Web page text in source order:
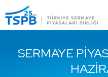
Close
SERMAYE